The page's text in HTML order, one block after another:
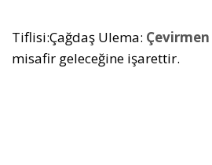
Tiflisi:Çağdaş Ulema: Çevirmen
misafir geleceğine işarettir.